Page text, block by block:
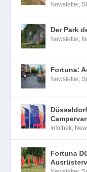
Newsletter,
Der Park
Newsletter,
Fortuna:
Newsletter,
Infothek,
Fortuna